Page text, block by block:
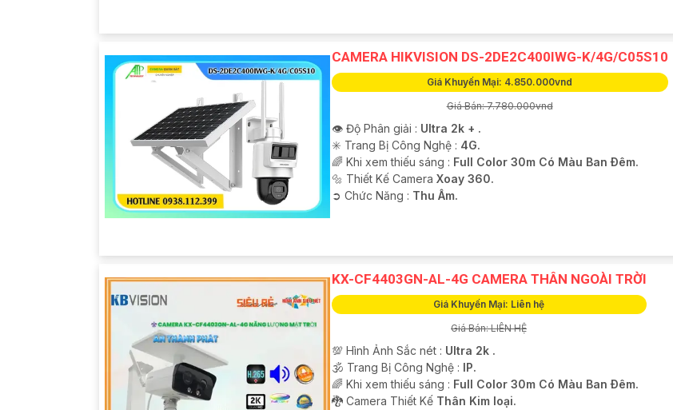
CAMERA HIKVISION DS-2DE2C400IWG-K/4G/C05S10
Giá Khuyến Mại: 4.850.000vnd
Giá Bán: 7.780.000vnd
👁 Độ Phân giải : Ultra 2k + .
✳️ Trang Bị Công Nghệ : 4G.
🌈 Khi xem thiếu sáng : Full Color 30m Có Màu Ban Ðêm.
🔩 Thiết Kế Camera Xoay 360.
️➲ Chức Năng : Thu Âm.
KX-CF4403GN-AL-4G CAMERA THÂN NGOÀI TRỜI
Giá Khuyến Mại: Liên hệ
Giá Bán: LIÊN HỆ
💯 Hình Ảnh Sắc nét : Ultra 2k .
🕉️ Trang Bị Công Nghệ :
IP.
🌈 Khi xem thiếu sáng : Full Color 30m Có Màu Ban Ðêm.
🐉️ Camera Thiết Kế Thân Kim loại.